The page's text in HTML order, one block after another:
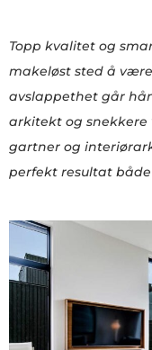
Topp kvalitet og
makeløst sted å
avslappethet går
arkitekt og snekkere
gartner og
perfekt resultat